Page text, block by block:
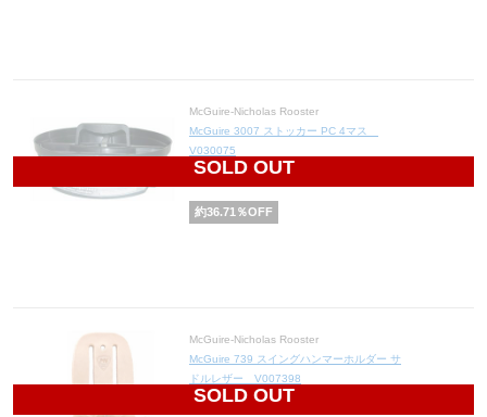
SOLD OUT
McGuire-Nicholas Rooster
McGuire 3007 ストッカー PC 4マス
V030075
905
約36.71 ％OFF
SOLD OUT
McGuire-Nicholas Rooster
McGuire 739 スイングハンマーホルダー サ
ドルレザー V007398
943